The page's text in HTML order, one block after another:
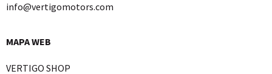
info@vertigomotors.com
MAPA WEB
VERTIGO SHOP